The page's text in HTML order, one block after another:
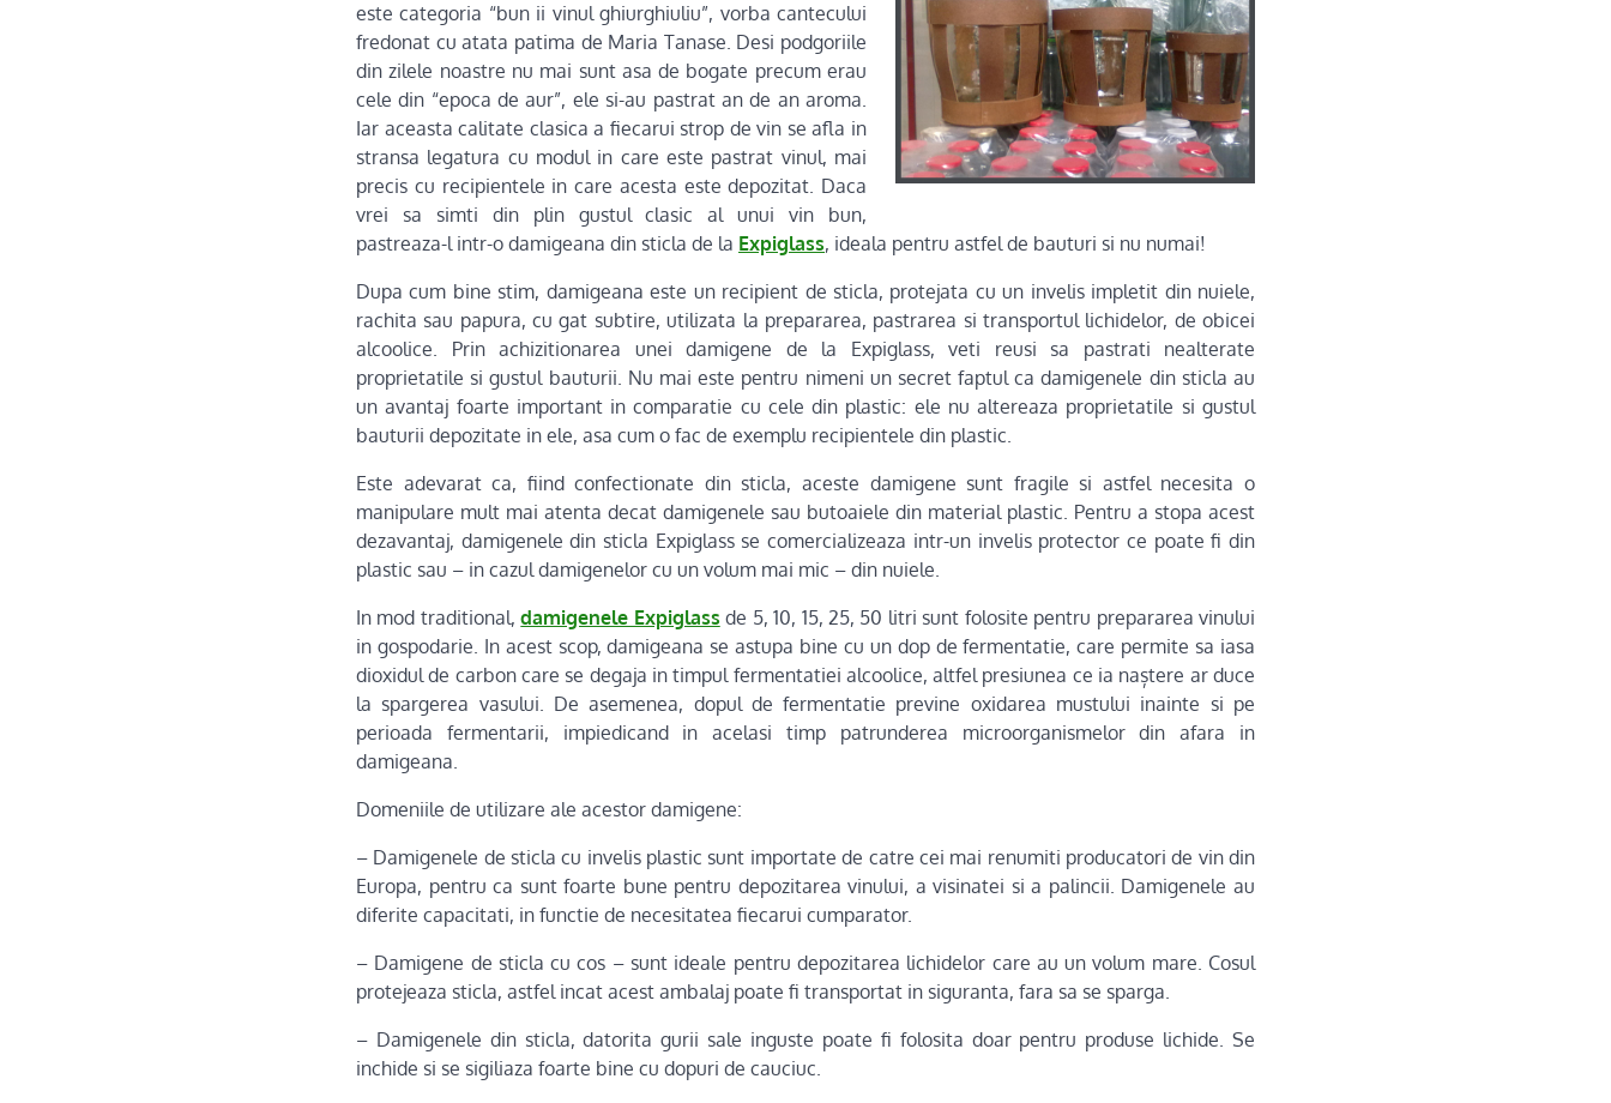
este categoria “bun ii vinul ghiurghiuliu”, vorba cantecului
fredonat cu atata patima de Maria Tanase. Desi podgoriile
din zilele noastre nu mai sunt asa de bogate precum erau
cele din “epoca de aur”, ele si-au pastrat an de an aroma.
Iar aceasta calitate clasica a fiecarui strop de vin se afla in
stransa legatura cu modul in care este pastrat vinul, mai
precis cu recipientele in care acesta este depozitat. Daca
vrei sa simti din plin gustul clasic al unui vin bun,
pastreaza-l intr-o damigeana din sticla de la Expiglass, ideala pentru astfel de bauturi si nu numai!
Dupa cum bine stim, damigeana este un recipient de sticla, protejata cu un invelis impletit din nuiele,
rachita sau papura, cu gat subtire, utilizata la prepararea, pastrarea si transportul lichidelor, de obicei
alcoolice. Prin achizitionarea unei damigene de la Expiglass, veti reusi sa pastrati nealterate
proprietatile si gustul bauturii. Nu mai este pentru nimeni un secret faptul ca damigenele din sticla au
un avantaj foarte important in comparatie cu cele din plastic: ele nu altereaza proprietatile si gustul
bauturii depozitate in ele, asa cum o fac de exemplu recipientele din plastic.
Este adevarat ca, fiind confectionate din sticla, aceste damigene sunt fragile si astfel necesita o
manipulare mult mai atenta decat damigenele sau butoaiele din material plastic. Pentru a stopa acest
dezavantaj, damigenele din sticla Expiglass se comercializeaza intr-un invelis protector ce poate fi din
plastic sau – in cazul damigenelor cu un volum mai mic – din nuiele.
In mod traditional,damigenele Expiglass de 5, 10, 15, 25, 50 litri sunt folosite pentru prepararea vinului
in gospodarie. In acest scop, damigeana se astupa bine cu un dop de fermentatie, care permite sa iasa
dioxidul de carbon care se degaja in timpul fermentatiei alcoolice, altfel presiunea ce ia naștere ar duce
la spargerea vasului. De asemenea, dopul de fermentatie previne oxidarea mustului inainte si pe
perioada fermentarii, impiedicand in acelasi timp patrunderea microorganismelor din afara in
damigeana.
Domeniile de utilizare ale acestor damigene:
– Damigenele de sticla cu invelis plastic sunt importate de catre cei mai renumiti producatori de vin din
Europa, pentru ca sunt foarte bune pentru depozitarea vinului, a visinatei si a palincii. Damigenele au
diferite capacitati, in functie de necesitatea fiecarui cumparator.
– Damigene de sticla cu cos – sunt ideale pentru depozitarea lichidelor care au un volum mare. Cosul
protejeaza sticla, astfel incat acest ambalaj poate fi transportat in siguranta, fara sa se sparga.
– Damigenele din sticla, datorita gurii sale inguste poate fi folosita doar pentru produse lichide. Se
inchide si se sigiliaza foarte bine cu dopuri de cauciuc.